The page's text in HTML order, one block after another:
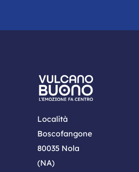
Località
Boscofangone
80035 Nola
(NA)